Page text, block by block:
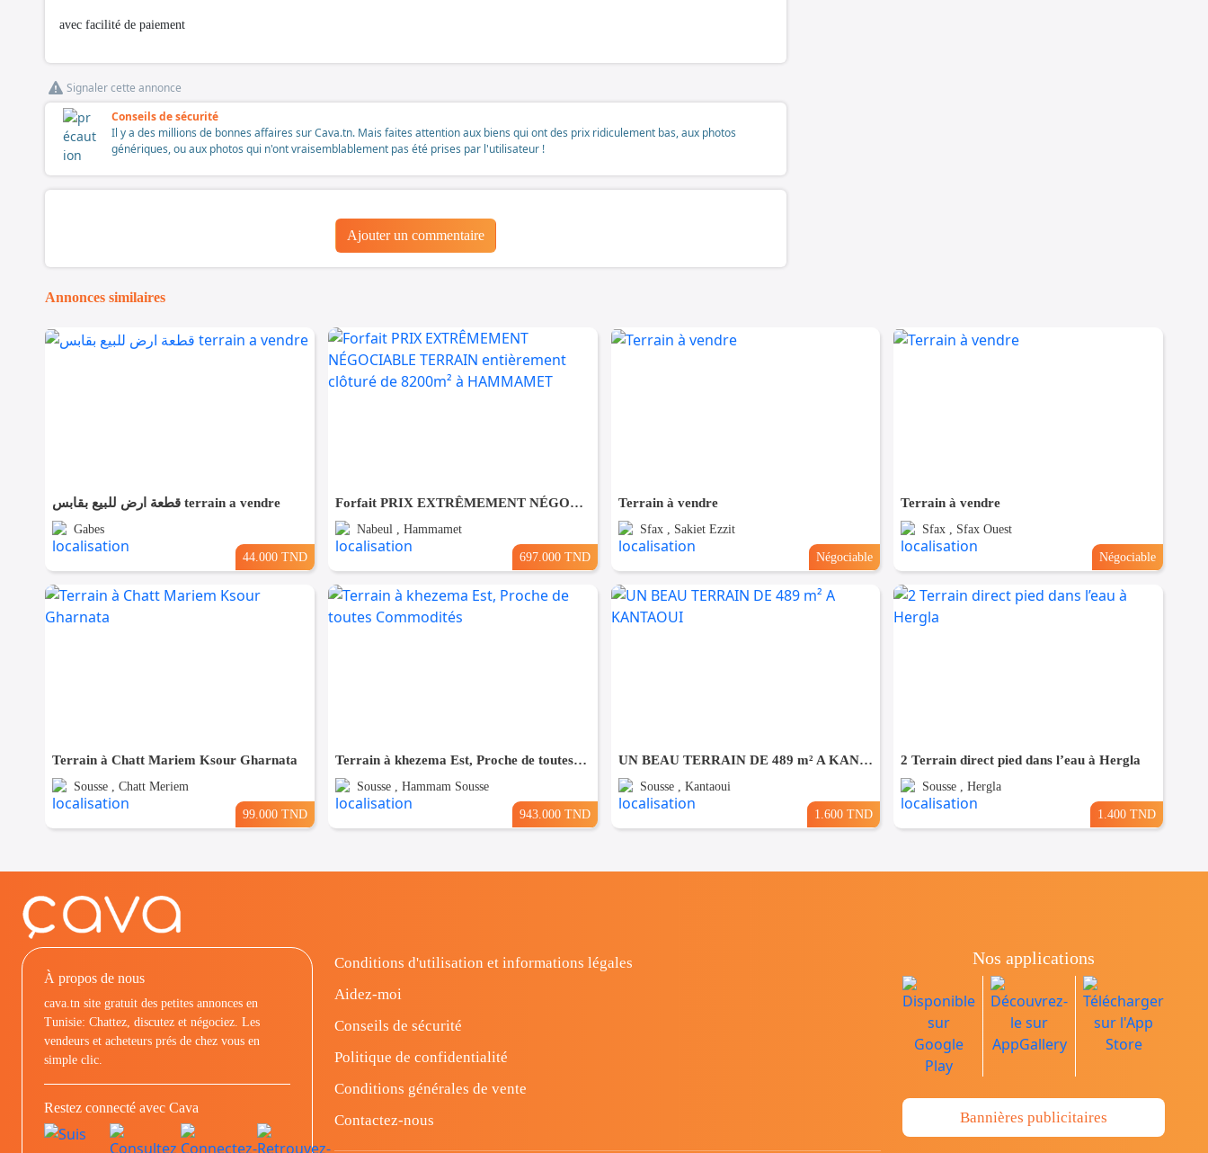
avec facilité de paiement
Signaler cette annonce
Conseils de sécurité
Il y a des millions de bonnes affaires sur Cava.tn. Mais faites attention aux biens qui ont des prix ridiculement bas, aux photos
génériques, ou aux photos qui n'ont vraisemblablement pas été prises par l'utilisateur !
Ajouter un commentaire
Annonces similaires
قطعة ارض للبيع بقابس terrain a vendre
Gabes
44.000 TND
Forfait PRIX EXTRÊMEMENT NÉGOCIABLE TERRAIN entièrement clôturé de 8200m² à HAMMAMET
Nabeul , Hammamet
697.000 TND
Terrain à vendre
Sfax , Sakiet Ezzit
Négociable
Terrain à vendre
Sfax , Sfax Ouest
Négociable
Terrain à Chatt Mariem Ksour Gharnata
Sousse , Chatt Meriem
99.000 TND
Terrain à khezema Est, Proche de toutes Commodités
Sousse , Hammam Sousse
943.000 TND
UN BEAU TERRAIN DE 489 m² A KANTAOUI
Sousse , Kantaoui
1.600 TND
2 Terrain direct pied dans l’eau à Hergla
Sousse , Hergla
1.400 TND
À propos de nous
cava.tn site gratuit des petites annonces en
Tunisie: Chattez, discutez et négociez. Les
vendeurs et acheteurs prés de chez vous en
simple clic.
Restez connecté avec Cava
Conditions d'utilisation et informations légales
Aidez-moi
Conseils de sécurité
Politique de confidentialité
Conditions générales de vente
Contactez-nous
Nos applications
Bannières publicitaires